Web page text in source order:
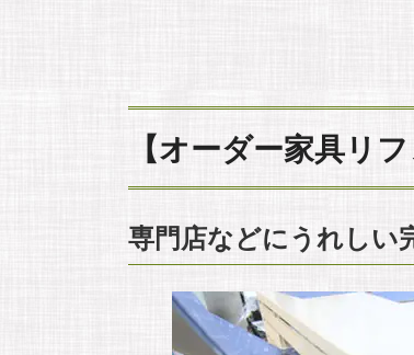
【オーダー家具リ
専門店などにうれしい